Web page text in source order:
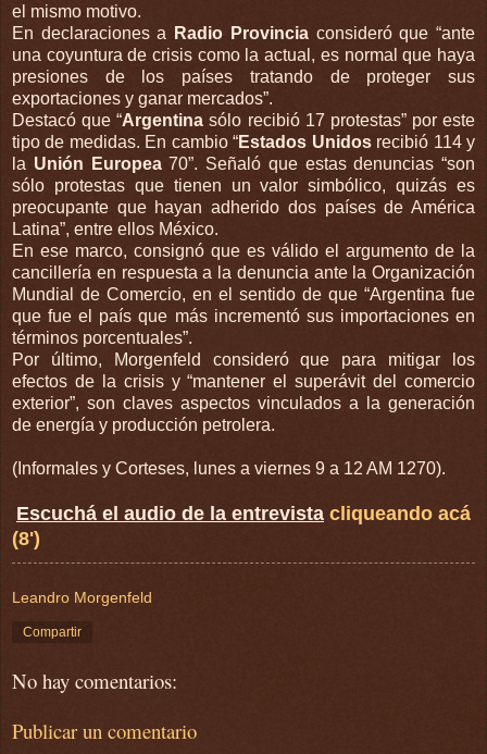
el mismo motivo.
En declaraciones a
Radio Provincia consideró que “ante
una coyuntura de crisis como la actual, es normal que haya
presiones de los países tratando de proteger sus
exportaciones y ganar mercados”.
Destacó que “Argentina sólo recibió 17 protestas” por este
tipo de medidas. En cambio “Estados Unidos recibió 114 y
la Unión Europea70”. Señaló que estas denuncias “son
sólo protestas que tienen un valor simbólico, quizás es
preocupante que hayan adherido dos países de América
Latina”, entre ellos México.
En ese marco, consignó que es válido el argumento de la
cancillería en respuesta a la denuncia ante la Organización
Mundial de Comercio, en el sentido de que “Argentina fue
que fue el país que más incrementó sus importaciones en
términos porcentuales”.
Por último, Morgenfeld consideró que para mitigar los
efectos de la crisis y “mantener el superávit del comercio
exterior”, son claves aspectos vinculados a la generación
de energía y producción petrolera.
(Informales y Corteses, lunes a viernes 9 a 12 AM 1270).
Escuchá el audio de la entrevista cliqueando acá
(8')
Leandro Morgenfeld
Compartir
No hay comentarios:
Publicar un comentario